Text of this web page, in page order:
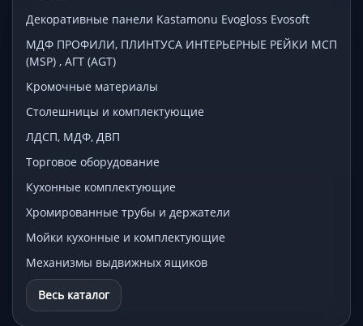
Декоративные панели Kastamonu Evogloss Evosoft
МДФ ПРОФИЛИ, ПЛИНТУСА ИНТЕРЬЕРНЫЕ РЕЙКИ МСП
(MSP) , АГТ (AGT)
Кромочные материалы
Столешницы и комплектующие
ЛДСП, МДФ, ДВП
Торговое оборудование
Кухонные комплектующие
Хромированные трубы и держатели
Мойки кухонные и комплектующие
Механизмы выдвижных ящиков
Весь каталог